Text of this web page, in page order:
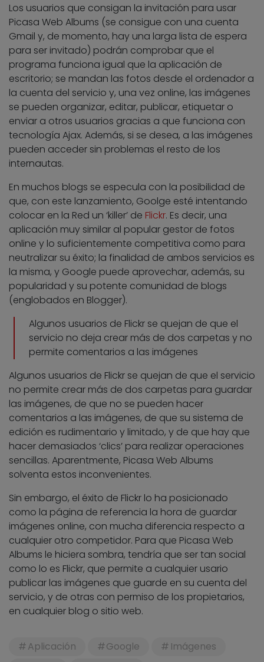
Los usuarios que consigan la invitación para usar
Picasa Web Albums (se consigue con una cuenta
Gmail y, de momento, hay una larga lista de espera
para ser invitado) podrán comprobar que el
programa funciona igual que la aplicación de
escritorio; se mandan las fotos desde el ordenador a
la cuenta del servicio y, una vez online, las imágenes
se pueden organizar, editar, publicar, etiquetar o
enviar a otros usuarios gracias a que funciona con
tecnología Ajax. Además, si se desea, a las imágenes
pueden acceder sin problemas el resto de los
internautas.
En muchos blogs se especula con la posibilidad de
que, con este lanzamiento, Goolge esté intentando
colocar en la Red un ‘killer’ de Flickr. Es decir, una
aplicación muy similar al popular gestor de fotos
online y lo suficientemente competitiva como para
neutralizar su éxito; la finalidad de ambos servicios es
la misma, y Google puede aprovechar, además, su
popularidad y su potente comunidad de blogs
(englobados en Blogger).
Algunos usuarios de Flickr se quejan de que el
servicio no deja crear más de dos carpetas y no
permite comentarios a las imágenes
Algunos usuarios de Flickr se quejan de que el servicio
no permite crear más de dos carpetas para guardar
las imágenes, de que no se pueden hacer
comentarios a las imágenes, de que su sistema de
edición es rudimentario y limitado, y de que hay que
hacer demasiados ‘clics’ para realizar operaciones
sencillas. Aparentmente, Picasa Web Albums
solventa estos inconvenientes.
Sin embargo, el éxito de Flickr lo ha posicionado
como la página de referencia la hora de guardar
imágenes online, con mucha diferencia respecto a
cualquier otro competidor. Para que Picasa Web
Albums le hiciera sombra, tendría que ser tan social
como lo es Flickr, que permite a cualquier usario
publicar las imágenes que guarde en su cuenta del
servicio, y de otras con permiso de los propietarios,
en cualquier blog o sitio web.
Aplicación Google
Imágenes